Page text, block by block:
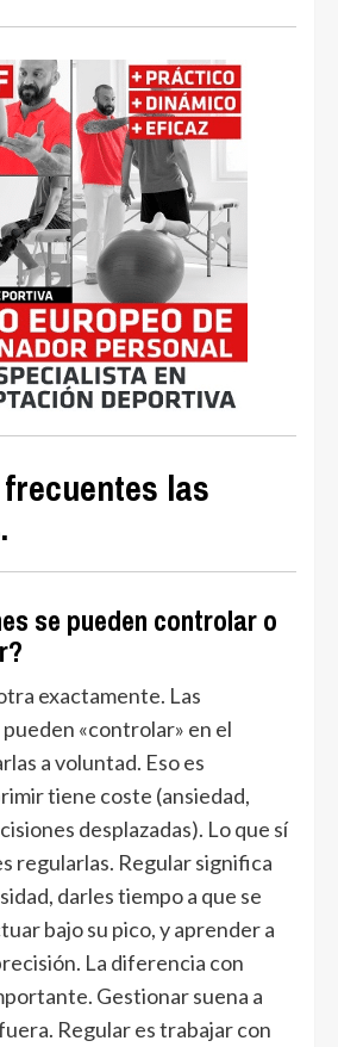
las
se pueden controlar o
exactamente. Las
«controlar» en el
a voluntad. Eso es
tiene coste (ansiedad,
desplazadas). Lo que sí
regularlas. Regular significa
darles tiempo a que se
bajo su pico, y aprender a
La diferencia con
Gestionar suena a
Regular es trabajar con